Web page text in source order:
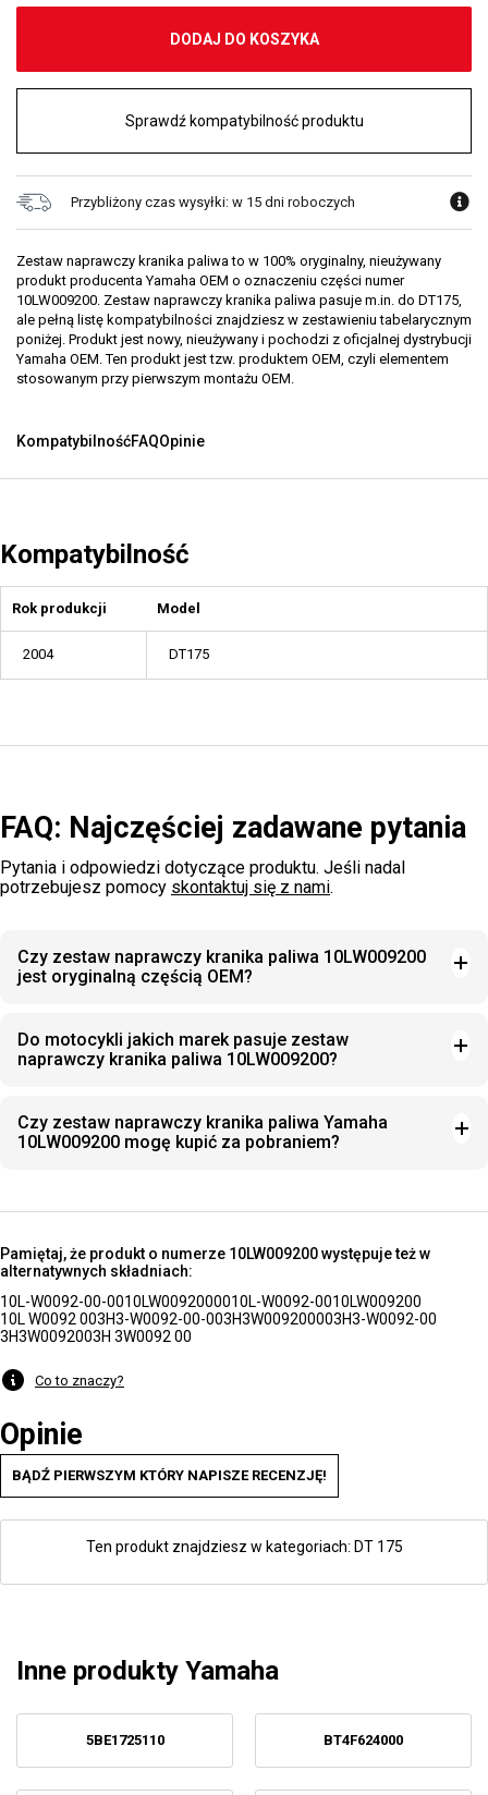
DODAJ DO KOSZYKA
Sprawdź kompatybilność produktu
Przybliżony czas wysyłki: w 15 dni roboczych
Zestaw naprawczy kranika paliwa to w 100% oryginalny, nieużywany
produkt producenta Yamaha OEM o oznaczeniu części numer
10LW009200. Zestaw naprawczy kranika paliwa pasuje m.in. do DT175,
ale pełną listę kompatybilności znajdziesz w zestawieniu tabelarycznym
poniżej. Produkt jest nowy, nieużywany i pochodzi z oficjalnej dystrybucji
Yamaha OEM. Ten produkt jest tzw. produktem OEM, czyli elementem
stosowanym przy pierwszym montażu OEM.
KompatybilnośćFAQOpinie
Kompatybilność
Rok produkcji Model
2004 DT175
FAQ: Najczęściej zadawane pytania
Pytania i odpowiedzi dotyczące produktu. Jeśli nadal
potrzebujesz pomocy skontaktuj się z nami.
Czy zestaw naprawczy kranika paliwa 10LW009200
jest oryginalną częścią OEM?
Do motocykli jakich marek pasuje zestaw
naprawczy kranika paliwa 10LW009200?
Czy zestaw naprawczy kranika paliwa Yamaha
10LW009200 mogę kupić za pobraniem?
Pamiętaj, że produkt o numerze 10LW009200 występuje też w
alternatywnych składniach:
10L-W0092-00-0010LW0092000010L-W0092-0010LW009200
10L W0092 003H3-W0092-00-003H3W009200003H3-W0092-00
3H3W0092003H 3W0092 00
Co to znaczy?
Opinie
BĄDŹ PIERWSZYM KTÓRY NAPISZE RECENZJĘ!
Ten produkt znajdziesz w kategoriach: DT 175
Inne produkty Yamaha
5BE1725110 BT4F624000